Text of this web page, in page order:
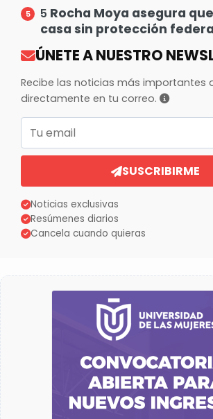
5 Rocha Moya asegura
casa sin protección
ÚNETE A NUESTRO
Recibe las noticias más importantes
directamente en tu correo.
Correo electrónico
SUSCRIBIRME
Noticias exclusivas
Resúmenes diarios
Cancela cuando quieras